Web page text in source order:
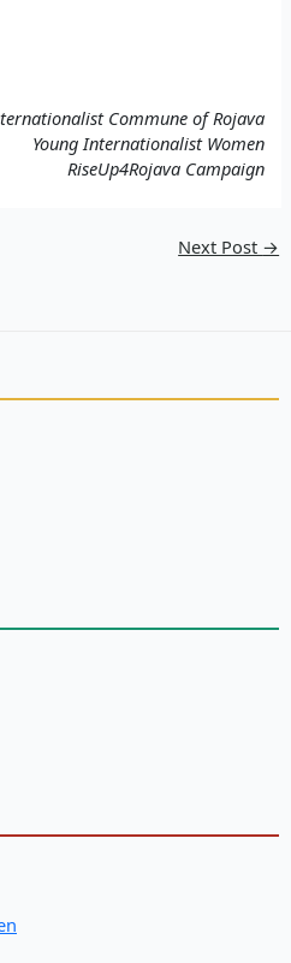
Commune of Rojava
Young Internationalist Women
RiseUp4Rojava Campaign
Next Post →